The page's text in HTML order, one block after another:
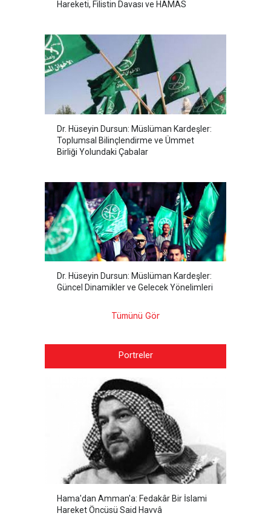
Hareketi, Filistin Davası ve HAMAS
Dr. Hüseyin Dursun: Müslüman Kardeşler:
Toplumsal Bilinçlendirme ve Ümmet
Birliği Yolundaki Çabalar
Dr. Hüseyin Dursun: Müslüman Kardeşler:
Güncel Dinamikler ve Gelecek Yönelimleri
Tümünü Gör
Portreler
Hama'dan Amman'a: Fedakâr Bir İslami
Hareket Öncüsü Said Havvâ